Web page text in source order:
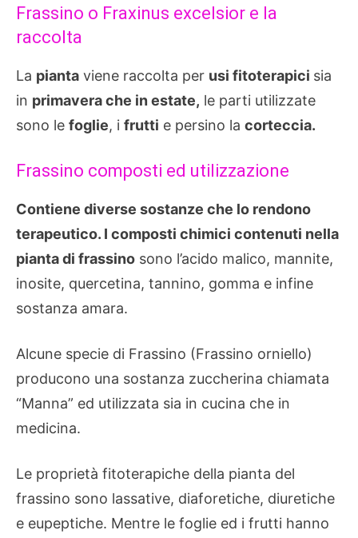
Frassino o Fraxinus excelsior e la
raccolta
La pianta viene raccolta per usi fitoterapici sia
in primavera che in estate, le parti utilizzate
sono le foglie, i frutti e persino la corteccia.
Frassino composti ed utilizzazione
Contiene diverse sostanze che lo rendono
terapeutico. I composti chimici contenuti nella
pianta di frassino sono l’acido malico, mannite,
inosite, quercetina, tannino, gomma e infine
sostanza amara.
Alcune specie di Frassino (Frassino orniello)
producono una sostanza zuccherina chiamata
“Manna” ed utilizzata sia in cucina che in
medicina.
Le proprietà fitoterapiche della pianta del
frassino sono lassative, diaforetiche, diuretiche
e eupeptiche. Mentre le foglie ed i frutti hanno